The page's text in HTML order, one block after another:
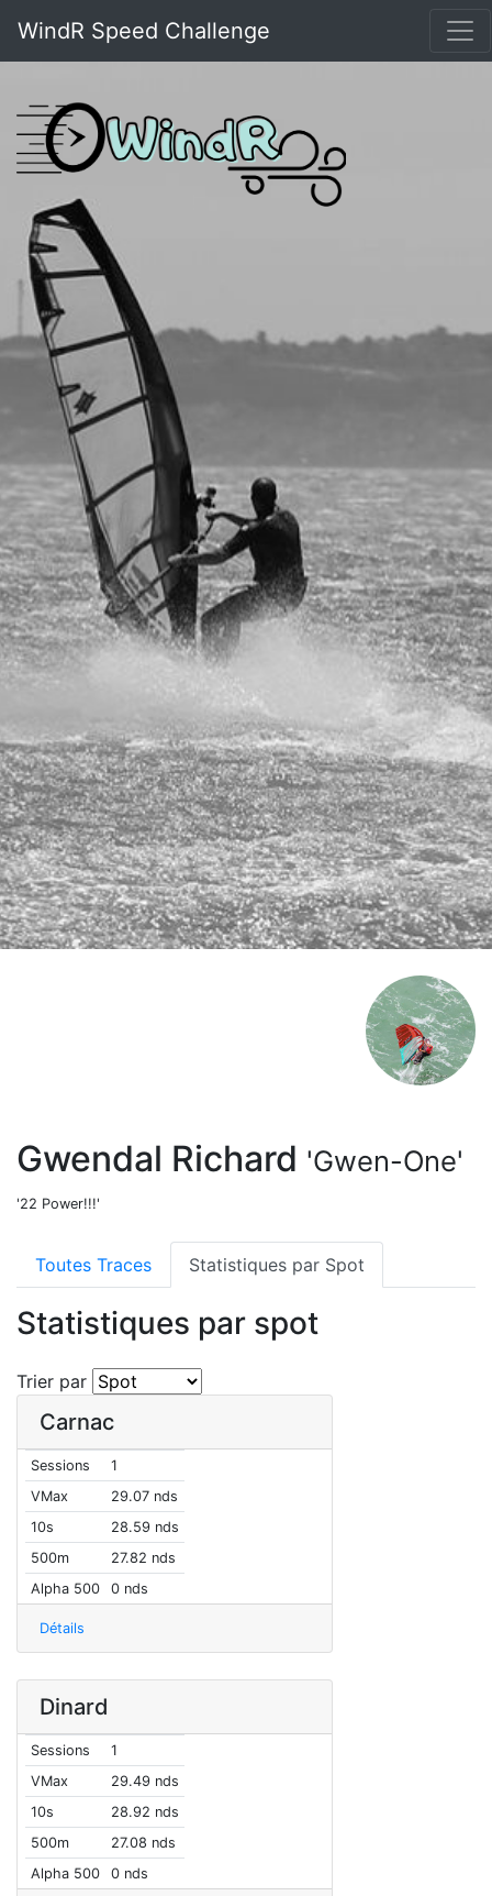
WindR Speed Challenge
Gwendal Richard 'Gwen-One'
'22 Power!!!'
Toutes Traces Statistiques par Spot
Statistiques par spot
Trier par
Carnac
Sessions
1
VMax
29.07 nds
10s
28.59 nds
500m
27.82 nds
Alpha 500
0 nds
Détails
Dinard
Sessions
1
VMax
29.49 nds
10s
28.92 nds
500m
27.08 nds
Alpha 500
0 nds